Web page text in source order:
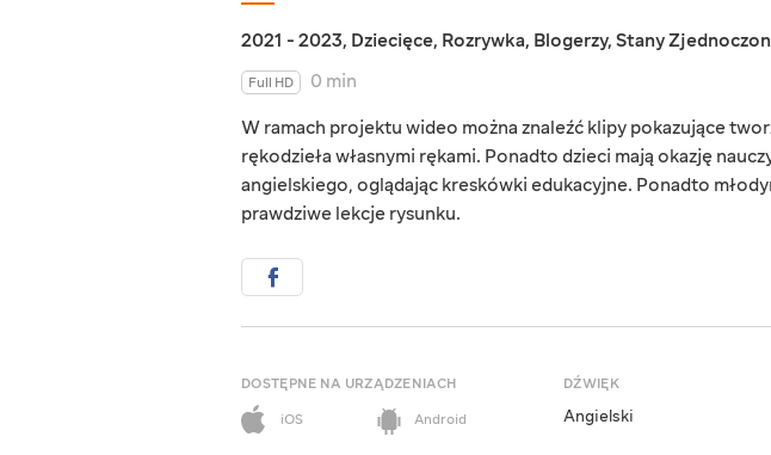
2021 - 2023, Dziecięce, Rozrywka, Blogerzy, Stany
Full HD
0 min
W ramach projektu wideo można znaleźć klipy pokazujące
rękodzieła własnymi rękami. Ponadto dzieci mają okazję
angielskiego, oglądając kreskówki edukacyjne. Ponadto
prawdziwe lekcje rysunku.
DOSTĘPNE NA URZĄDZENIACH
iOS
Android
DŹWIĘK
Angielski